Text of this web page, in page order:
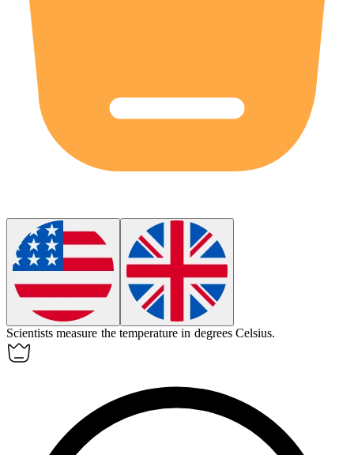
Scientistsmeasure the temperature in degrees Celsius.